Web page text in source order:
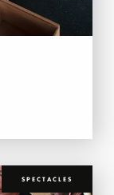
SPECTACLES